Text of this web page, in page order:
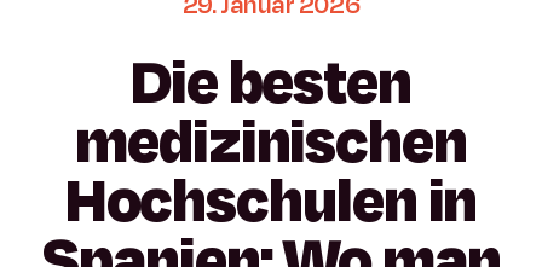
Diebesten
medizinischen
Hochschulenin